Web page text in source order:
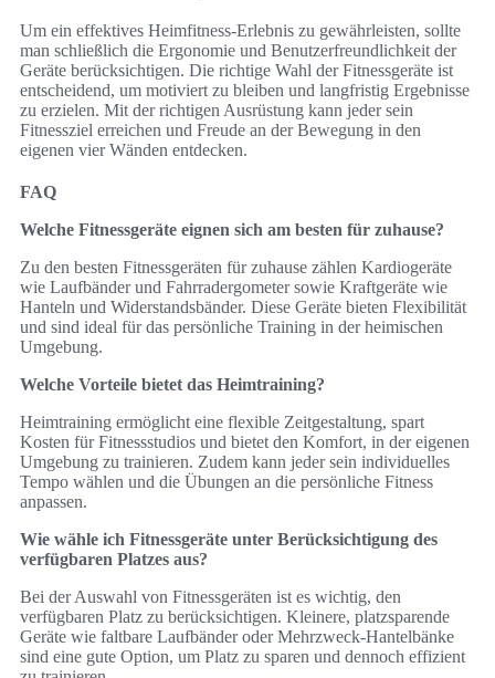
Um ein effektives Heimfitness-Erlebnis zu gewährleisten, sollte
man schließlich die Ergonomie und Benutzerfreundlichkeit der
Geräte berücksichtigen. Die richtige Wahl der Fitnessgeräte ist
entscheidend, um motiviert zu bleiben und langfristig Ergebnisse
zu erzielen. Mit der richtigen Ausrüstung kann jeder sein
Fitnessziel erreichen und Freude an der Bewegung in den
eigenen vier Wänden entdecken.
FAQ
Welche Fitnessgeräte eignen sich am besten für zuhause?
Zu den besten Fitnessgeräten für zuhause zählen Kardiogeräte
wie Laufbänder und Fahrradergometer sowie Kraftgeräte wie
Hanteln und Widerstandsbänder. Diese Geräte bieten Flexibilität
und sind ideal für das persönliche Training in der heimischen
Umgebung.
Welche Vorteile bietet das Heimtraining?
Heimtraining ermöglicht eine flexible Zeitgestaltung, spart
Kosten für Fitnessstudios und bietet den Komfort, in der eigenen
Umgebung zu trainieren. Zudem kann jeder sein individuelles
Tempo wählen und die Übungen an die persönliche Fitness
anpassen.
Wie wähle ich Fitnessgeräte unter Berücksichtigung des
verfügbaren Platzes aus?
Bei der Auswahl von Fitnessgeräten ist es wichtig, den
verfügbaren Platz zu berücksichtigen. Kleinere, platzsparende
Geräte wie faltbare Laufbänder oder Mehrzweck-Hantelbänke
sind eine gute Option, um Platz zu sparen und dennoch effizient